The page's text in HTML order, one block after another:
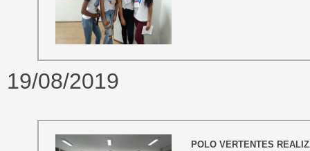
19/08/2019
POLO VERTENTES